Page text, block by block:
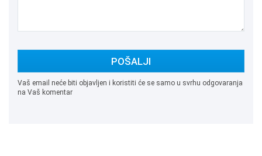
POŠALJI
Vaš email neće biti objavljen i koristiti će se samo u svrhu odgovaranja
na Vaš komentar